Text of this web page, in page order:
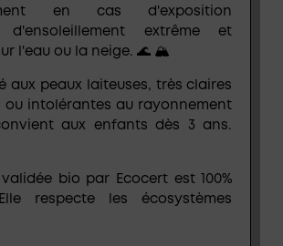
en cas d'exposition
d'ensoleillement extrême et
l'eau ou la neige. 🌊 🏔
aux peaux laiteuses, très claires
ou intolérantes au rayonnement
aux enfants dès 3 ans.
bio par Ecocert est 100%
respecte les écosystèmes